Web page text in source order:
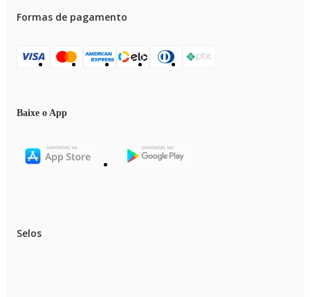
Formas de pagamento
Baixe o App
Selos